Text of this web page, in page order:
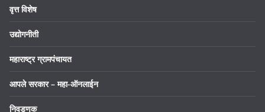
वृत्त विशेष
उद्योगनीती
महाराष्ट्र ग्रामपंचायत
आपले सरकार – महा-ऑनलाईन
निवडणूक